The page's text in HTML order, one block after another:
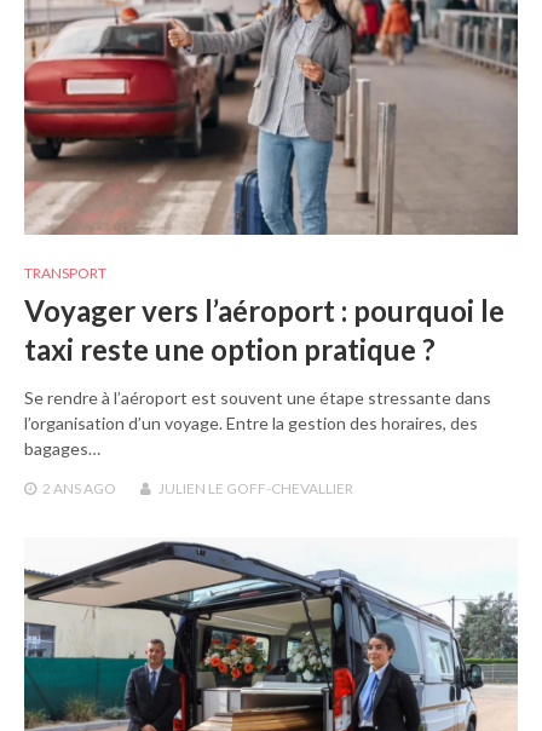
TRANSPORT
Voyager vers l’aéroport : pourquoi le
taxi reste une option pratique ?
Se rendre à l’aéroport est souvent une étape stressante dans
l’organisation d’un voyage. Entre la gestion des horaires, des
bagages…
2 ANSAGO JULIEN LE GOFF-CHEVALLIER